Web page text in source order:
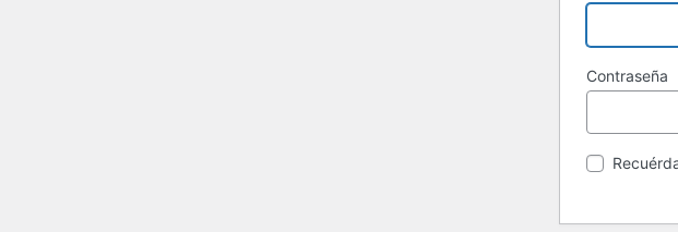
Contraseña